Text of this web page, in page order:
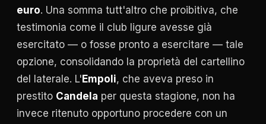
euro. Una somma tutt'altro che proibitiva, che
testimonia come il club ligure avesse già
esercitato — o fosse pronto a esercitare — tale
opzione, consolidando la proprietà del cartellino
del laterale. L' Empoli, che aveva preso in
prestito Candela per questa stagione, non ha
invece ritenuto opportuno procedere con un